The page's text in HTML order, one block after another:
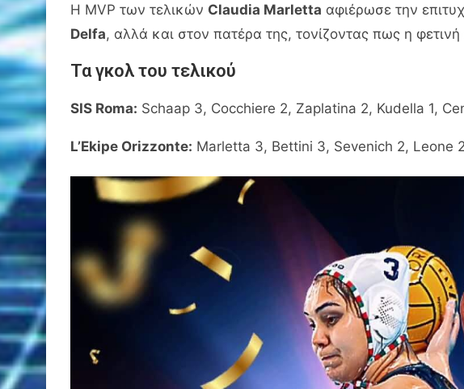
Η MVP των τελικών Claudia Marletta αφιέρωσε την
Delfa, αλλά και στον πατέρα της, τονίζοντας πως η
Τα γκολ του τελικού
SIS Roma: Schaap 3, Cocchiere 2, Zaplatina 2, Kudella 1,
L’Ekipe Orizzonte: Marletta 3, Bettini 3, Sevenich 2, Leone